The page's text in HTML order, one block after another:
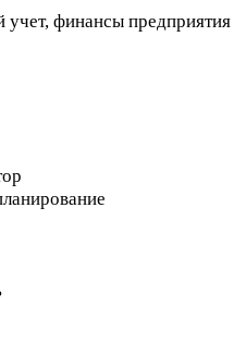
учет, финансы предприятия